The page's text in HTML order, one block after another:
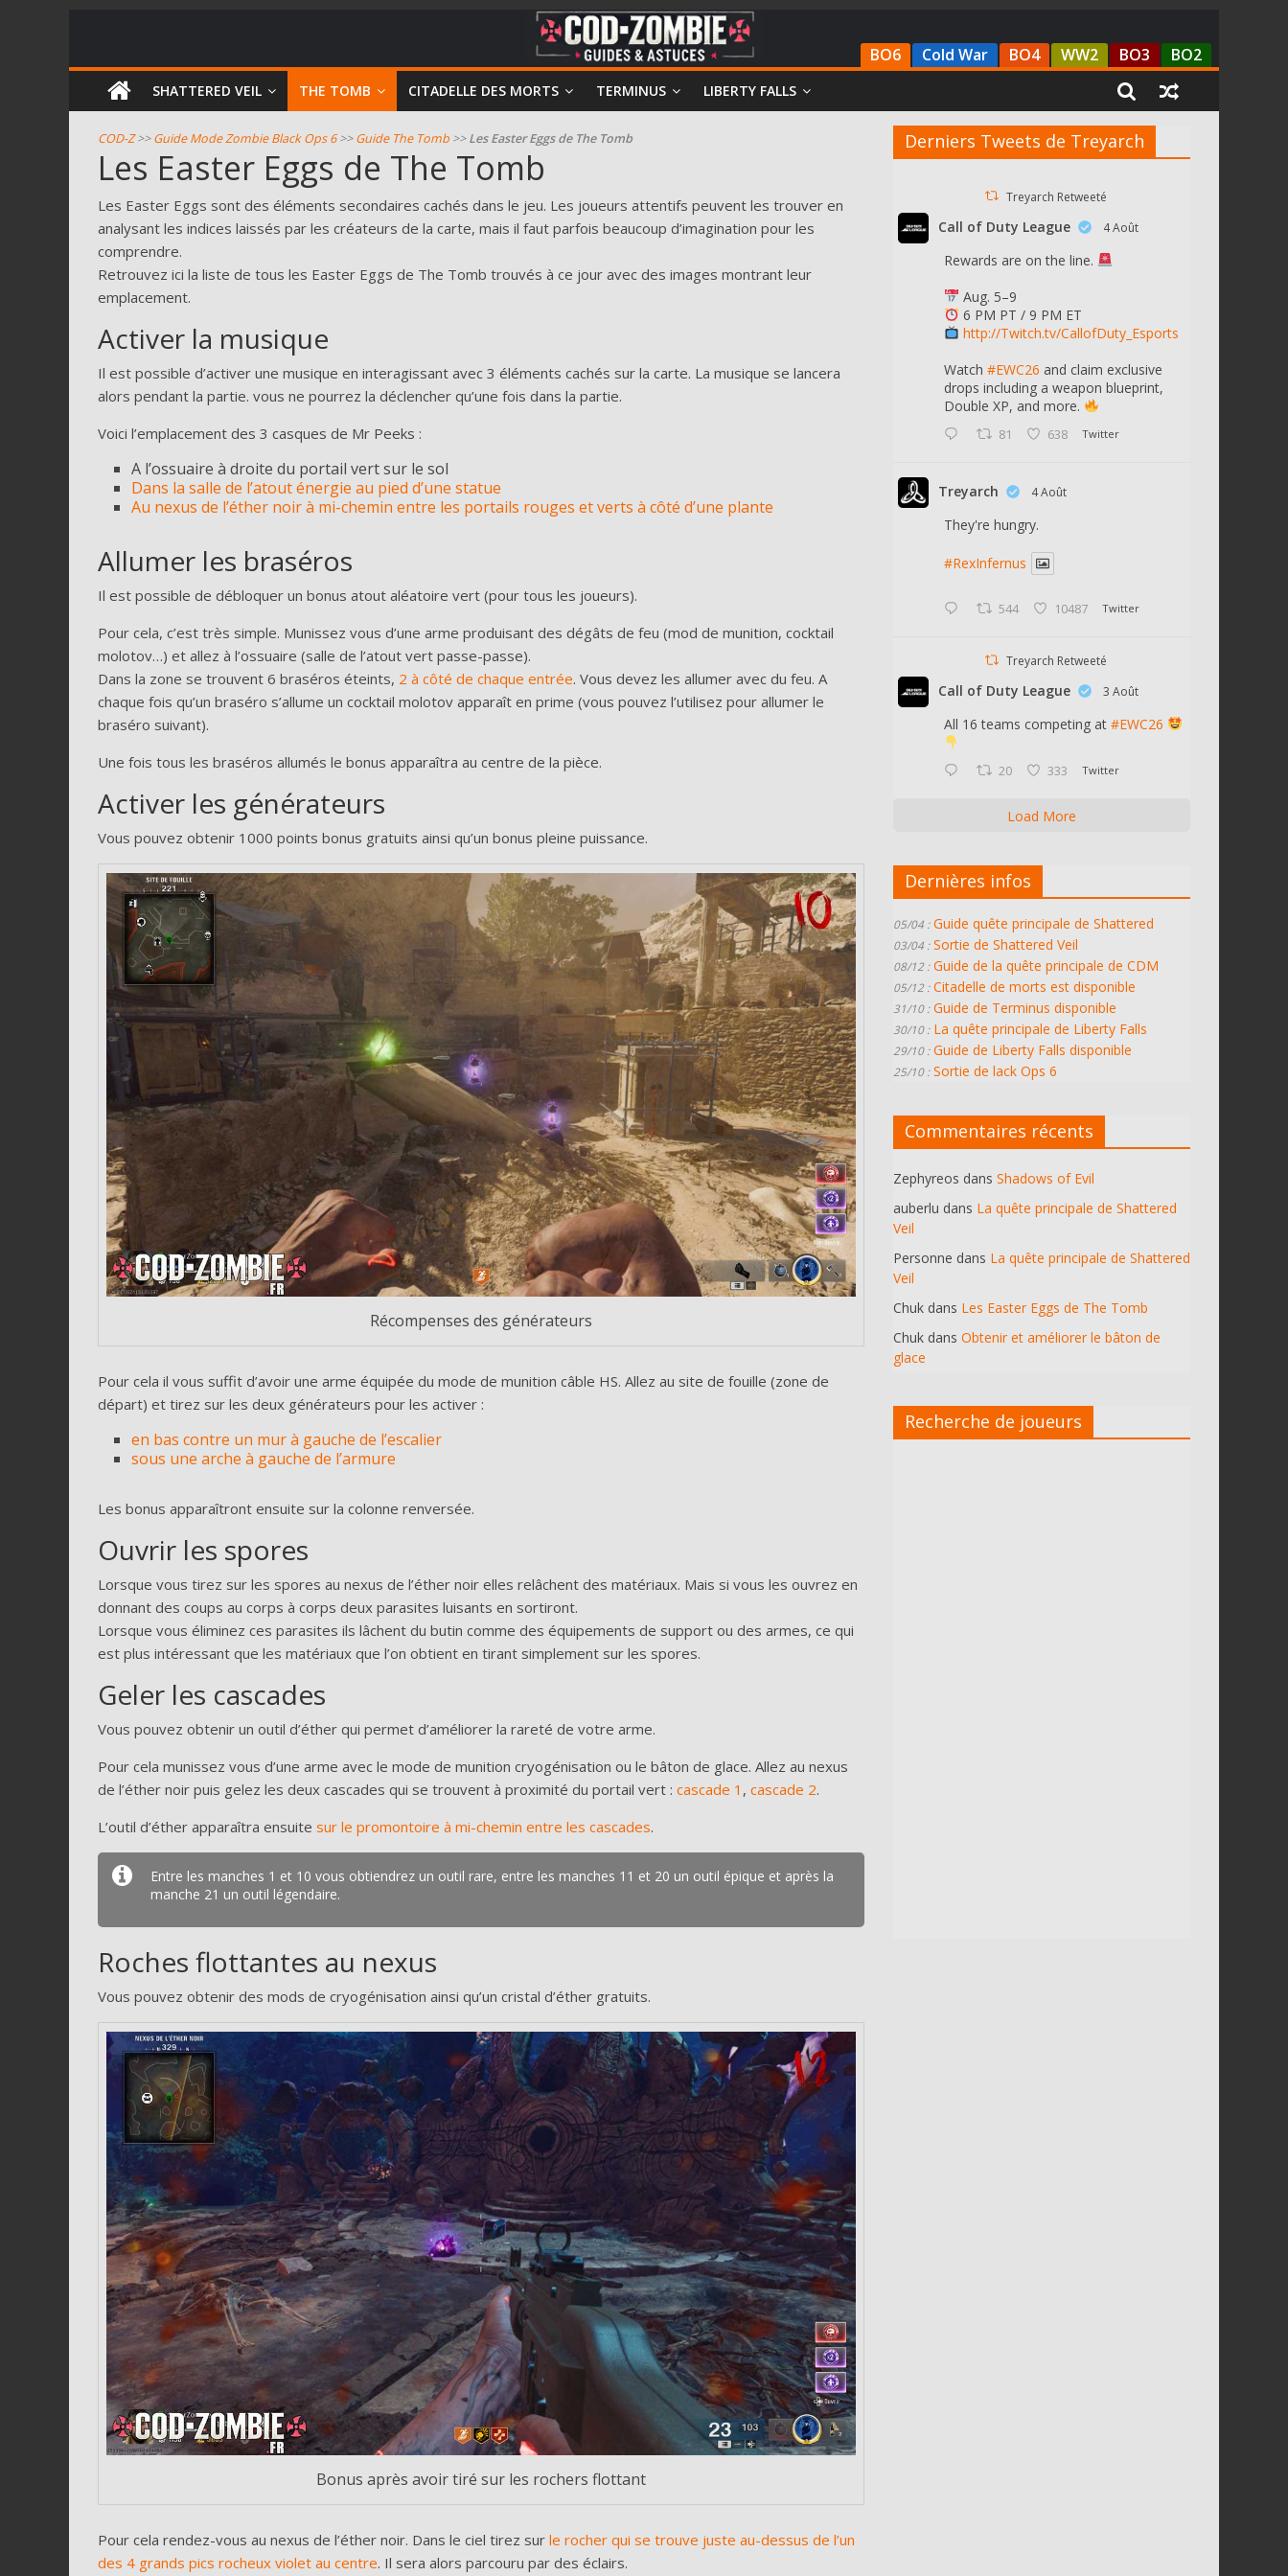
COD
Zombie
Guides
et
astuces
pour
le
mode
de
of
Duty
BO6 Cold War BO4 WW2 BO3 BO2
SHATTERED VEIL THE TOMB CITADELLE DES MORTS TERMINUS LIBERTY FALLS
COD-Z>>Guide Mode Zombie Black Ops 6>>Guide The Tomb >>Les Easter Eggs de The Tomb
Les Easter Eggs de The Tomb
Les Easter Eggs sont des éléments secondaires cachés dans le jeu. Les joueurs attentifs peuvent les trouver en
analysant les indices laissés par les créateurs de la carte, mais il faut parfois beaucoup d’imagination pour les
comprendre.
Retrouvez ici la liste de tous les Easter Eggs de The Tomb trouvés à ce jour avec des images montrant leur
emplacement.
Activer la musique
Il est possible d’activer une musique en interagissant avec 3 éléments cachés sur la carte. La musique se lancera
alors pendant la partie. vous ne pourrez la déclencher qu’une fois dans la partie.
Voici l’emplacement des 3 casques de Mr Peeks :
A l’ossuaire à droite du portail vert sur le sol
Dans la salle de l’atout énergie au pied d’une statue
Au nexus de l’éther noir à mi-chemin entre les portails rouges et verts à côté d’une plante
Allumer les braséros
Il est possible de débloquer un bonus atout aléatoire vert (pour tous les joueurs).
Pour cela, c’est très simple. Munissez vous d’une arme produisant des dégâts de feu (mod de munition, cocktail
molotov…) et allez à l’ossuaire (salle de l’atout vert passe-passe).
Dans la zone se trouvent 6 braséros éteints, 2 à côté de chaque entrée. Vous devez les allumer avec du feu. A
chaque fois qu’un braséro s’allume un cocktail molotov apparaît en prime (vous pouvez l’utilisez pour allumer le
braséro suivant).
Une fois tous les braséros allumés le bonus apparaîtra au centre de la pièce.
Activer les générateurs
Vous pouvez obtenir 1000 points bonus gratuits ainsi qu’un bonus pleine puissance.
Récompenses des générateurs
Pour cela il vous suffit d’avoir une arme équipée du mode de munition câble HS. Allez au site de fouille (zone de
départ) et tirez sur les deux générateurs pour les activer :
en bas contre un mur à gauche de l’escalier
sous une arche à gauche de l’armure
Les bonus apparaîtront ensuite sur la colonne renversée.
Ouvrir les spores
Lorsque vous tirez sur les spores au nexus de l’éther noir elles relâchent des matériaux. Mais si vous les ouvrez en
donnant des coups au corps à corps deux parasites luisants en sortiront.
Lorsque vous éliminez ces parasites ils lâchent du butin comme des équipements de support ou des armes, ce qui
est plus intéressant que les matériaux que l’on obtient en tirant simplement sur les spores.
Geler les cascades
Vous pouvez obtenir un outil d’éther qui permet d’améliorer la rareté de votre arme.
Pour cela munissez vous d’une arme avec le mode de munition cryogénisation ou le bâton de glace. Allez au nexus
de l’éther noir puis gelez les deux cascades qui se trouvent à proximité du portail vert : cascade 1 , cascade 2.
L’outil d’éther apparaîtra ensuite sur le promontoire à mi-chemin entre les cascades.
Entre les manches 1 et 10 vous obtiendrez un outil rare, entre les manches 11 et 20 un outil épique et après la
manche 21 un outil légendaire.
Roches flottantes au nexus
Vous pouvez obtenir des mods de cryogénisation ainsi qu’un cristal d’éther gratuits.
Bonus après avoir tiré sur les rochers flottant
Pour cela rendez-vous au nexus de l’éther noir. Dans le ciel tirez sur le rocher qui se trouve juste au-dessus de l’un
des 4 grands pics rocheux violet au centre. Il sera alors parcouru par des éclairs.
Derniers Tweets de Treyarch
Treyarch Retweeté
Call of Duty League 4 Août
Rewards are on the line.
Aug. 5–9
6 PM PT / 9 PM ET
http://Twitch.tv/CallofDuty_Esports
Watch #EWC26 and claim exclusive
drops including a weapon blueprint,
Double XP, and more.
81 638 Twitter
Treyarch 4 Août
They're hungry.
#RexInfernus
544 10487 Twitter
Treyarch Retweeté
Call of Duty League 3 Août
All 16 teams competing at #EWC26
20 333 Twitter
Load More
Dernières infos
05/04 : Guide quête principale de Shattered
03/04 : Sortie de Shattered Veil
08/12 : Guide de la quête principale de CDM
05/12 : Citadelle de morts est disponible
31/10 : Guide de Terminus disponible
30/10 : La quête principale de Liberty Falls
29/10 : Guide de Liberty Falls disponible
25/10 : Sortie de lack Ops 6
Commentaires récents
Zephyreos dans Shadows of Evil
auberlu dans La quête principale de Shattered
Veil
Personne dans La quête principale de Shattered
Veil
Chuk dans Les Easter Eggs de The Tomb
Chuk dans Obtenir et améliorer le bâton de
glace
Recherche de joueurs